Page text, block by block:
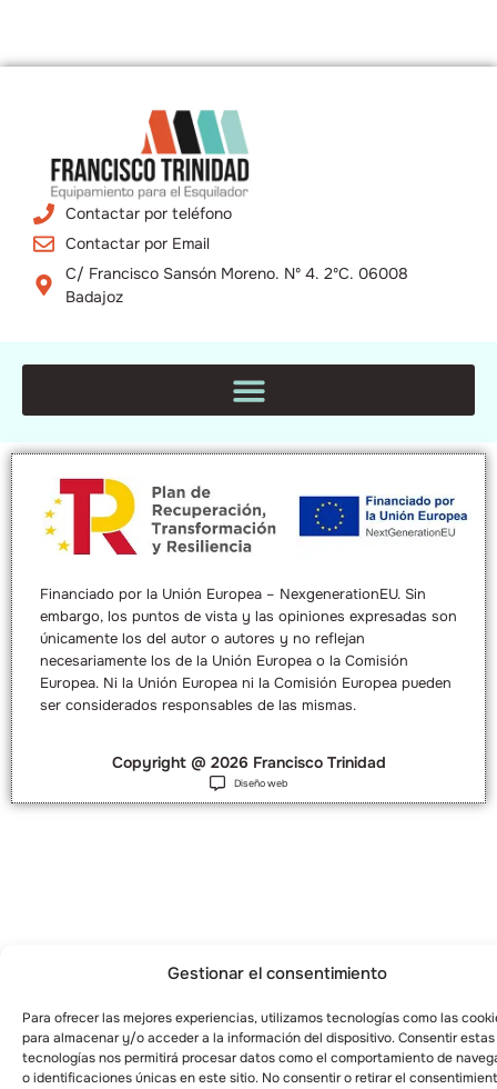
Gestionar el consentimiento
Para ofrecer las mejores experiencias, utilizamos tecnologías como las
para almacenar y/o acceder a la información del dispositivo. Consentir estas
tecnologías nos permitirá procesar datos como el comportamiento de
o identificaciones únicas en este sitio. No consentir o retirar el
Contactar por teléfono
Contactar por Email
C/ Francisco Sansón Moreno. Nº 4. 2ºC. 06008
Badajoz
Financiado por la Unión Europea – NexgenerationEU. Sin
embargo, los puntos de vista y las opiniones expresadas son
únicamente los del autor o autores y no reflejan
necesariamente los de la Unión Europea o la Comisión
Europea. Ni la Unión Europea ni la Comisión Europea pueden
ser considerados responsables de las mismas.
Copyright @ 2026 Francisco Trinidad
Diseño web